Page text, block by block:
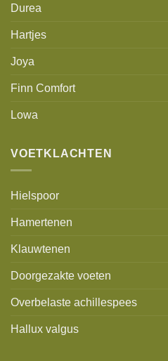
Durea
Hartjes
Joya
Finn Comfort
Lowa
VOETKLACHTEN
Hielspoor
Hamertenen
Klauwtenen
Doorgezakte voeten
Overbelaste achillespees
Hallux valgus